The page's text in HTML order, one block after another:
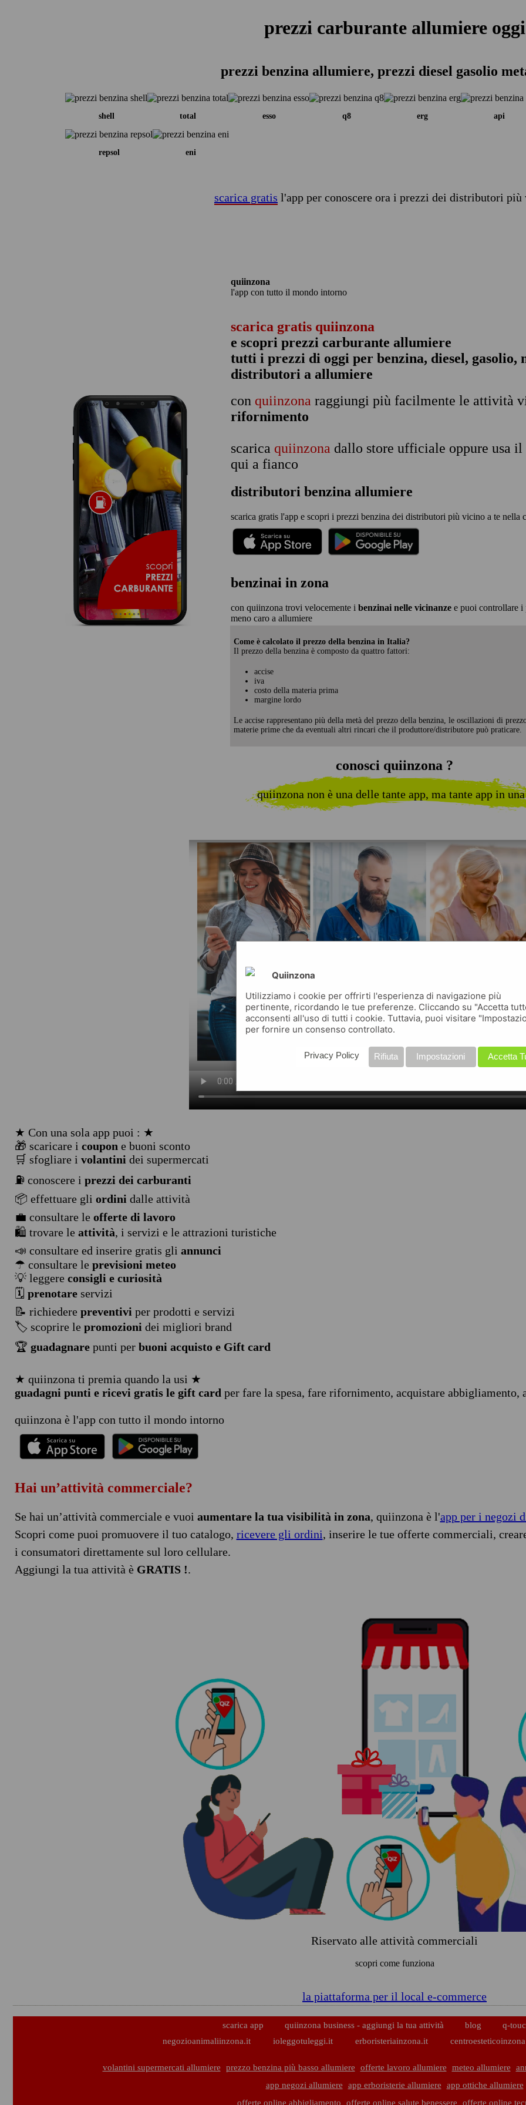
prezzi carburante allumiere oggi
prezzi benzina allumiere, prezzi diesel gasolio
shell total esso q8 erg api
repsol eni
scarica gratis l'app per conoscere ora i prezzi dei distributori più
quiinzona
l'app con tutto il mondo intorno
scarica gratis quiinzona
e scopri prezzi carburante allumiere
tutti i prezzi di oggi per benzina, diesel, gasolio,
distributori a allumiere
con quiinzona raggiungi più facilmente le attività
rifornimento
scarica quiinzona dallo store ufficiale oppure usa il
qui a fianco
distributori benzina allumiere
scarica gratis l'app e scopri i prezzi benzina dei distributori più vicino a te nella
benzinai in zona
con quiinzona trovi velocemente i benzinai nelle vicinanze e puoi controllare i
meno caro a allumiere
Come è calcolato il prezzo della benzina in Italia?
Il prezzo della benzina è composto da quattro fattori:
accise
iva
costo della materia prima
margine lordo
Le accise rappresentano più della metà del prezzo della benzina, le oscillazioni di
materie prime che da eventuali altri rincari che il produttore/distributore può praticare.
conosci quiinzona ?
quiinzona non è una delle tante app, ma tante app in
★ Con una sola app puoi : ★
🎁 scaricare i coupon e buoni sconto
🛒 sfogliare i volantini dei supermercati
⛽ conoscere i prezzi dei carburanti
📦 effettuare gli ordini dalle attività
💼 consultare le offerte di lavoro
🛍️ trovare le attività, i servizi e le attrazioni turistiche
📣 consultare ed inserire gratis gli annunci
☂ consultare le previsioni meteo
💡 leggere consigli e curiosità
🗓️ prenotareservizi
📝 richiedere preventivi per prodotti e servizi
🏷️ scoprire le promozioni dei migliori brand
🏆 guadagnarepunti per buoni acquisto e Gift card
★ quiinzona ti premia quando la usi ★
guadagni punti e ricevi gratis le gift card per fare la spesa, fare rifornimento, acquistare abbigliamento,
quiinzona è l'app con tutto il mondo intorno
Hai un’attività commerciale?
Se hai un’attività commerciale e vuoi aumentare la tua visibilità in zona, quiinzona è l'app per i negozi
Scopri come puoi promuovere il tuo catalogo, ricevere gli ordini, inserire le tue offerte commerciali,
i consumatori direttamente sul loro cellulare.
Aggiungi la tua attività è GRATIS !.
Riservato alle attività commerciali
scopri come funziona
la piattaforma per il local e-commerce
scarica app quiinzona business - aggiungi la tua attività blog
q-
negozioanimaliinzona.it
ioleggotuleggi.it erboristeriainzona.it
volantini supermercati allumiere prezzo benzina più basso allumiere offerte lavoro allumiere meteo allumiere
app negozi allumiere
app erboristerie allumiere
app ottiche allumiere
offerte online abbigliamento
offerte online salute benessere offerte online
Quiinzona
Utilizziamo i cookie per offrirti l'esperienza di navigazione più
pertinente, ricordando le tue preferenze. Cliccando su "Accetta
acconsenti all'uso di tutti i cookie. Tuttavia, puoi visitare
per fornire un consenso controllato.
Accetta
Impostazioni
Rifiuta
Privacy Policy